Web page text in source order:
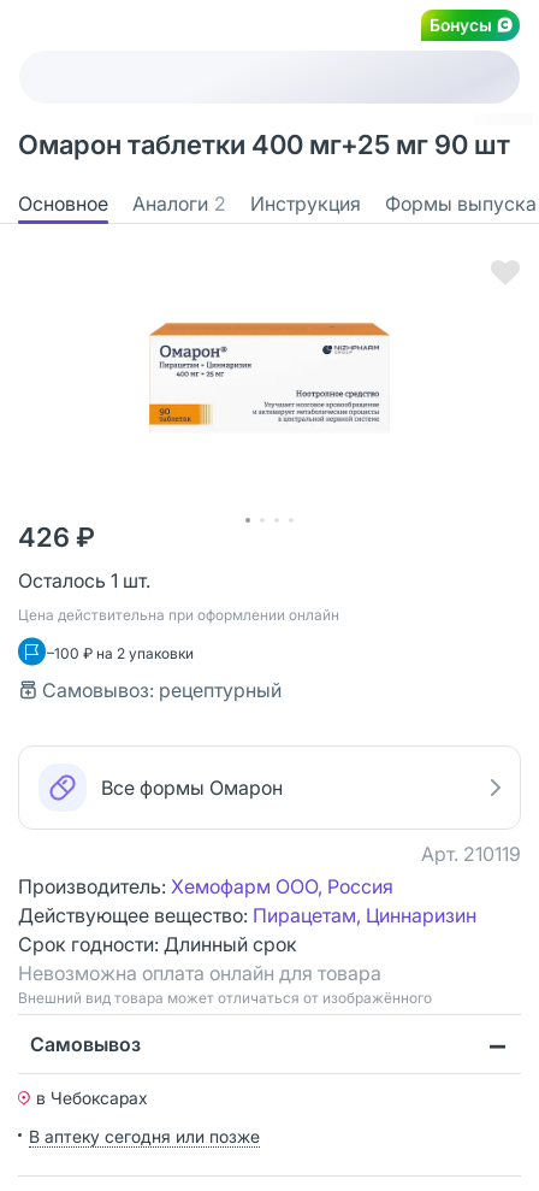
Бонусы
Омарон таблетки 400 мг+25 мг 90 шт
Основное Аналоги 2 Инструкция Формы выпуска
426 ₽
Осталось 1 шт.
Цена действительна при оформлении онлайн
–100 ₽ на 2 упаковки
Самовывоз: рецептурный
Все формы Омарон
Арт. 210119
Производитель: Хемофарм ООО, Россия
Действующее вещество: Пирацетам, Циннаризин
Срок годности: Длинный срок
Невозможна оплата онлайн для товара
Bнешний вид товара может отличаться от изображённого
Самовывоз
в Чебоксарах
В аптеку сегодня или позже